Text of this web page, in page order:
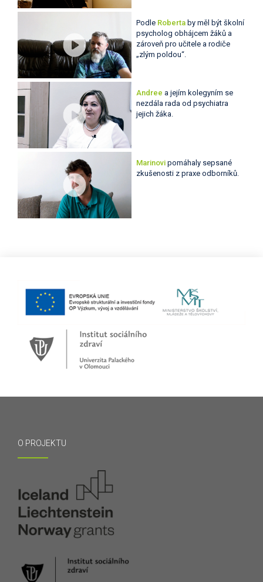
Podle Roberta by měl být školní
psycholog obhájcem žáků a
zároveň pro učitele a rodiče
„zlým poldou“.
Andree a jejím kolegyním se
nezdála rada od psychiatra
jejich žáka.
Marinovi pomáhaly sepsané
zkušenosti z praxe odborníků.
O PROJEKTU